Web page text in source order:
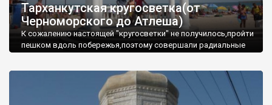
Тарханкутская кругосветка(от
Черноморского до Атлеша)
К сожалению настоящей "кругосветки" не получилось,пройти
пешком вдоль побережья,поэтому совершали радиальные